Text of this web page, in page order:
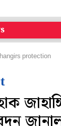
protection